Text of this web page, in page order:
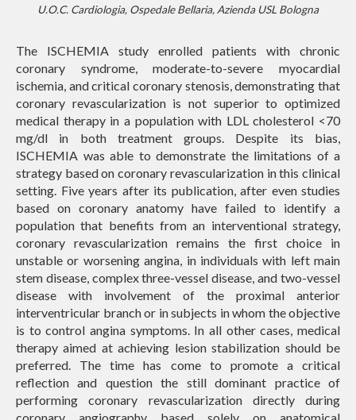
U.O.C. Cardiologia, Ospedale Bellaria, Azienda USL Bologna
The ISCHEMIA study enrolled patients with chronic
coronary syndrome, moderate-to-severe myocardial
ischemia, and critical coronary stenosis, demonstrating that
coronary revascularization is not superior to optimized
medical therapy in a population with LDL cholesterol <70
mg/dl in both treatment groups. Despite its bias,
ISCHEMIA was able to demonstrate the limitations of a
strategy based on coronary revascularization in this clinical
setting. Five years after its publication, after even studies
based on coronary anatomy have failed to identify a
population that benefits from an interventional strategy,
coronary revascularization remains the first choice in
unstable or worsening angina, in individuals with left main
stem disease, complex three-vessel disease, and two-vessel
disease with involvement of the proximal anterior
interventricular branch or in subjects in whom the objective
is to control angina symptoms. In all other cases, medical
therapy aimed at achieving lesion stabilization should be
preferred. The time has come to promote a critical
reflection and question the still dominant practice of
performing coronary revascularization directly during